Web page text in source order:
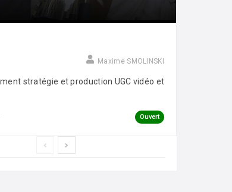
Maxime SMOLINSKI
stratégie et production UGC vidéo et
Ouvert